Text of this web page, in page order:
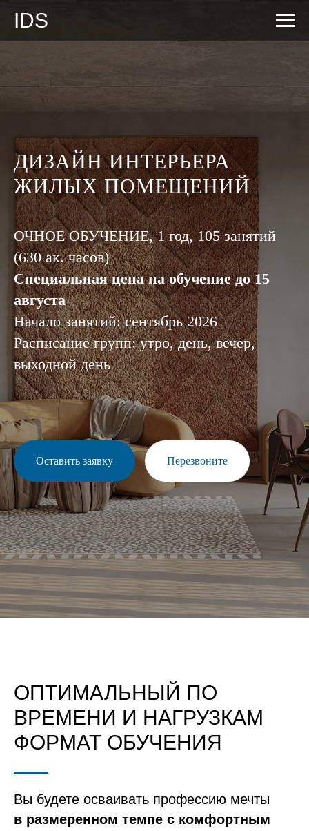
IDS
ДИЗАЙН ИНТЕРЬЕРА
ЖИЛЫХ ПОМЕЩЕНИЙ
ОЧНОЕ ОБУЧЕНИЕ, 1 год, 105 занятий
(630 ак. часов)
Специальная цена на обучение до 15
августа
Начало занятий: сентябрь 2026
Расписание групп: утро, день, вечер,
выходной день
Оставить заявку Перезвоните
ОПТИМАЛЬНЫЙ ПО
ВРЕМЕНИ И НАГРУЗКАМ
ФОРМАТ ОБУЧЕНИЯ
Вы будете осваивать профессию мечты
в размеренном темпе с комфортным